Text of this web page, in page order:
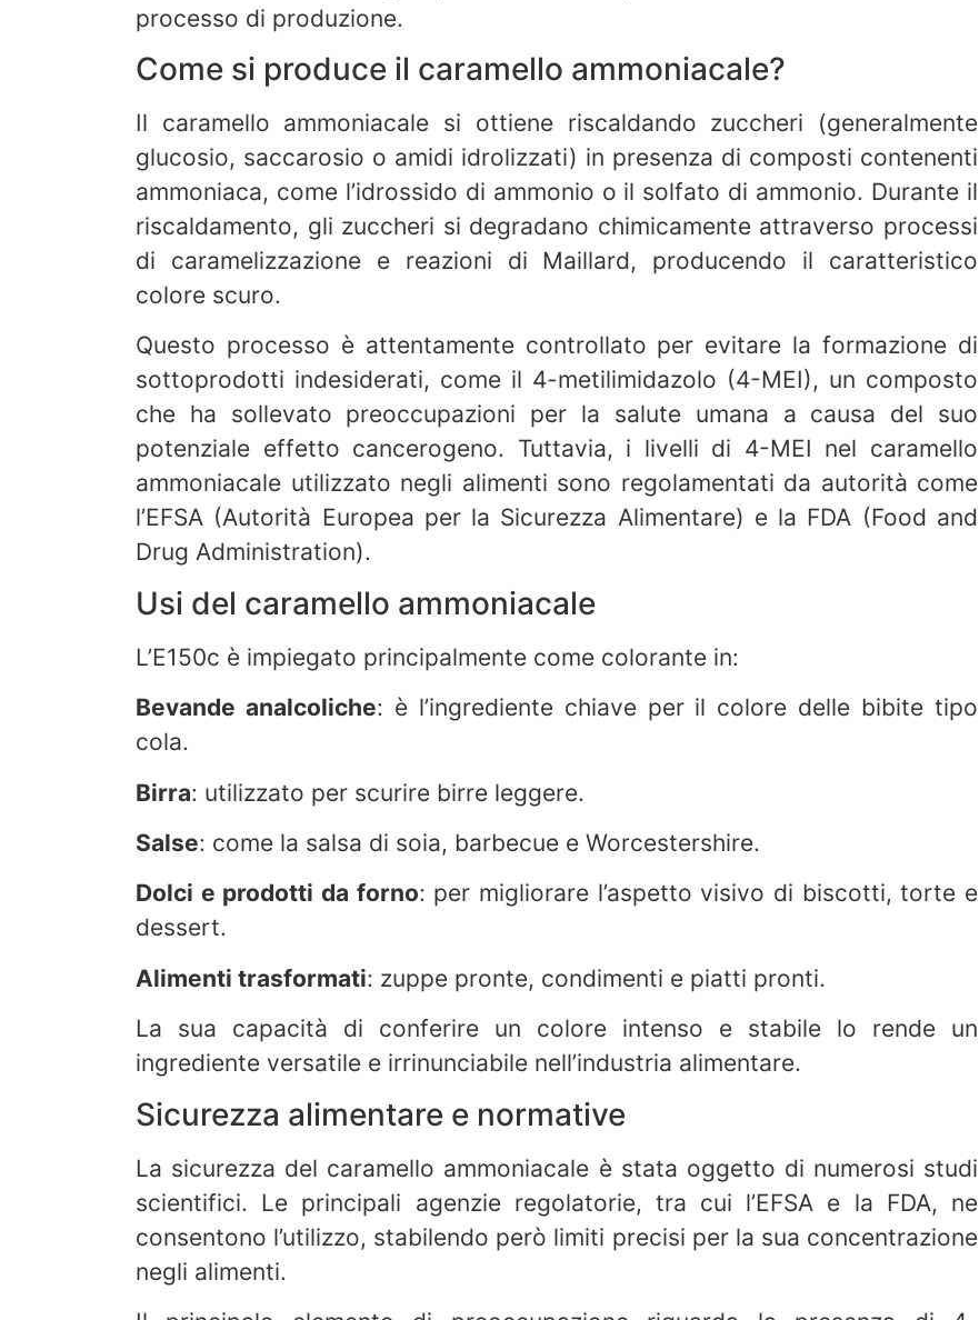
processo di produzione.
Come si produce il caramello ammoniacale?
Il caramello ammoniacale si ottiene riscaldando zuccheri (generalmente
glucosio, saccarosio o amidi idrolizzati) in presenza di composti contenenti
ammoniaca, come l’idrossido di ammonio o il solfato di ammonio. Durante il
riscaldamento, gli zuccheri si degradano chimicamente attraverso processi
di caramelizzazione e reazioni di Maillard, producendo il caratteristico
colore scuro.
Questo processo è attentamente controllato per evitare la formazione di
sottoprodotti indesiderati, come il 4-metilimidazolo (4-MEI), un composto
che ha sollevato preoccupazioni per la salute umana a causa del suo
potenziale effetto cancerogeno. Tuttavia, i livelli di 4-MEI nel caramello
ammoniacale utilizzato negli alimenti sono regolamentati da autorità come
l’EFSA (Autorità Europea per la Sicurezza Alimentare) e la FDA (Food and
Drug Administration).
Usi del caramello ammoniacale
L’E150c è impiegato principalmente come colorante in:
Bevande analcoliche: è l’ingrediente chiave per il colore delle bibite tipo
cola.
Birra: utilizzato per scurire birre leggere.
Salse: come la salsa di soia, barbecue e Worcestershire.
Dolci e prodotti da forno: per migliorare l’aspetto visivo di biscotti, torte e
dessert.
Alimenti trasformati: zuppe pronte, condimenti e piatti pronti.
La sua capacità di conferire un colore intenso e stabile lo rende un
ingrediente versatile e irrinunciabile nell’industria alimentare.
Sicurezza alimentare e normative
La sicurezza del caramello ammoniacale è stata oggetto di numerosi studi
scientifici. Le principali agenzie regolatorie, tra cui l’EFSA e la FDA, ne
consentono l’utilizzo, stabilendo però limiti precisi per la sua concentrazione
negli alimenti.